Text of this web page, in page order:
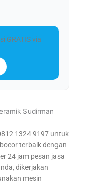
GRATIS via
Sudirman
1324 9197 untuk
terbaik dengan
24 jam pesan jasa
dikerjakan
mesin